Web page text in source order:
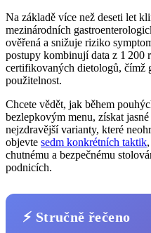
Na základě více než deseti let
mezinárodních
ověřená a snižuje riziko
postupy kombinují data z 1 200
certifikovaných dietologů, čímž
použitelnost.
Chcete vědět, jak během
bezlepkovým menu, získat
nejzdravější varianty, které
objevte sedm konkrétních taktik
chutnému a bezpečnému
podnicích.
⚡ Stručně řečeno